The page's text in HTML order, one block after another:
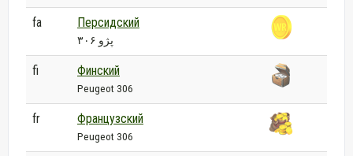
fa Персидский
پژو ۳۰۶
fi Финский
Peugeot 306
fr Французский
Peugeot 306